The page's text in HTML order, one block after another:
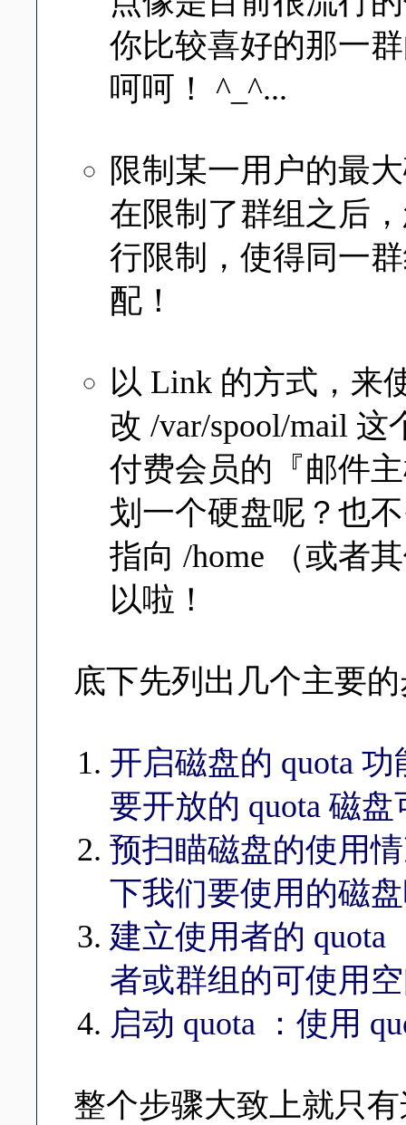
你比较喜好的那一
呵呵！ ^_^...
限制某一用户的最
在限制了群组之后
行限制，使得同一
配！
以 Link 的方式，来
改 /var/spool/mail
付费会员的『邮件
划一个硬盘呢？也
指向 /home （或者
以啦！
底下先列出几个主要
开启磁盘的 quota
要开放的 quota 磁
预扫瞄磁盘的使用
下我们要使用的磁
建立使用者的 quota
者或群组的可使用
启动 quota ：使用
整个步骤大致上就只